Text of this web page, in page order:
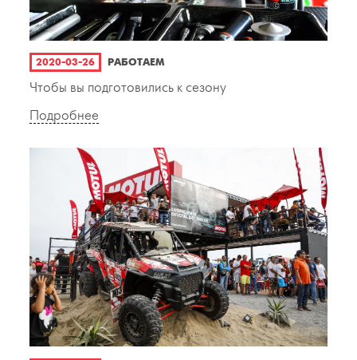
2020-03-26 РАБОТАЕМ
Чтобы вы подготовились к сезону
Подробнее